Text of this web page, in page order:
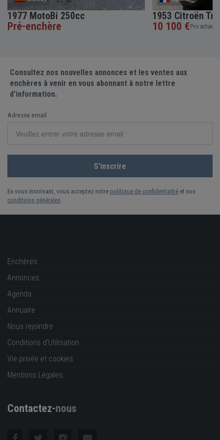
1977 MotoBi 250cc
Pré-enchère
1953 Citroën
10 100 € Prix actuel •
Consultez nos nouvelles annonces et les ventes aux
enchères à venir en vous abonnant à notre lettre
d'information.
Adresse email
En vous inscrivant, vous acceptez notre politique de confidentialité et nos
conditions générales.
Enchères
Annonces
Agenda
Annuaire
Nous rejoindre
Conditions d'Utilisation
Vie privée et cookies
Mentions Légales
Contactez-nous